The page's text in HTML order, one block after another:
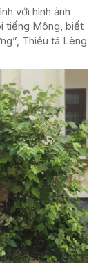
với hình ảnh
tiếng Mông, biết
Thiếu tá Lèng